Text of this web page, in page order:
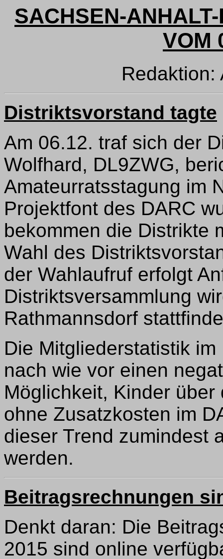
SACHSEN-
VOM
Redaktion:
Distriktsvorstand tagte
Am 06.12. traf sich der
Wolfhard, DL9ZWG,
Amateurratsstagung im
Projektfont des DARC
bekommen die Distrikte
Wahl des
der Wahlaufruf erfolgt
Distriktsversammlung
Rathmannsdorf
Die Mitgliederstatistik
nach wie vor einen
Möglichkeit, Kinder
ohne Zusatzkosten im
dieser Trend zumindest
werden.
Beitragsrechnungen
Denkt daran: Die
2015 sind online